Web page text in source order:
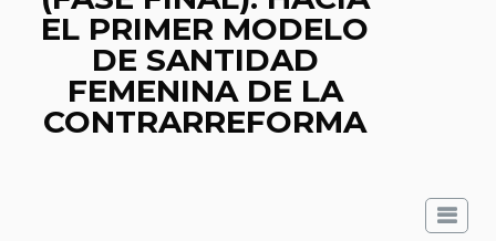
EL PRIMER MODELO
DE SANTIDAD
FEMENINA DE LA
CONTRARREFORMA